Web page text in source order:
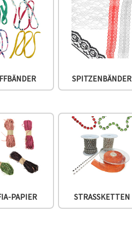
SPITZENBÄNDER
PAPIER STRASSKETTEN